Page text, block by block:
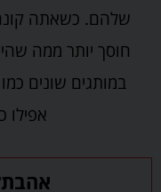
חוסך יותר ממה
אפילו